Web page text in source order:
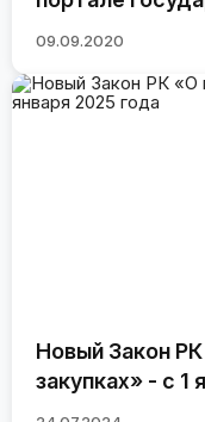
09.09.2020
Новый Закон
закупках» - с 1